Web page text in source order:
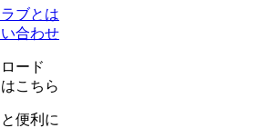
ブとは
合わせ
ード
こちら
便利に